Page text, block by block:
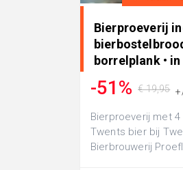
Bierproeverij
borrelplank •
-51% € 19,95
Bierproeverij met
Twents bier bij
Bierbrouwerij